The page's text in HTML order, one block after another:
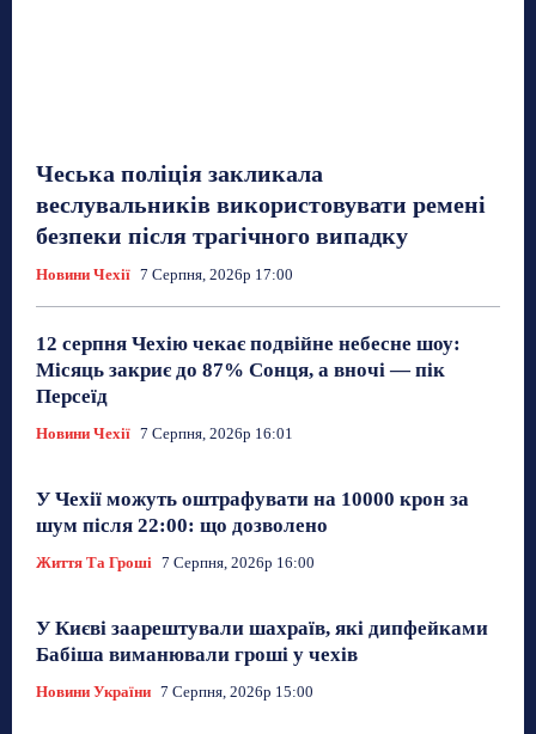
Чеська поліція закликала
веслувальників використовувати ремені
безпеки після трагічного випадку
Новини Чехії 7 Серпня, 2026р 17:00
12 серпня Чехію чекає подвійне небесне шоу:
Місяць закриє до 87% Сонця, а вночі — пік
Персеїд
Новини Чехії 7 Серпня, 2026р 16:01
У Чехії можуть оштрафувати на 10000 крон за
шум після 22:00: що дозволено
Життя Та Гроші 7 Серпня, 2026р 16:00
У Києві заарештували шахраїв, які дипфейками
Бабіша виманювали гроші у чехів
Новини України 7 Серпня, 2026р 15:00